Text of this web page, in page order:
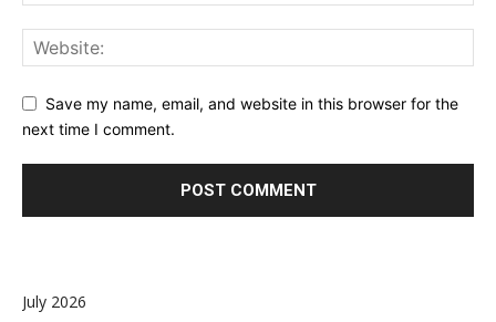
Save my name, email, and website in this browser for the
next time I comment.
July 2026